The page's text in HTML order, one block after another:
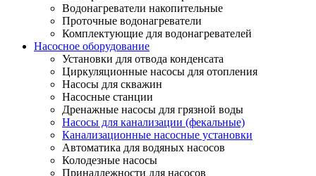
Водонагреватели накопительные
Проточные водонагреватели
Комплектующие для водонагревателей
Насосное оборудование
Установки для отвода конденсата
Циркуляционные насосы для отопления
Насосы для скважин
Насосные станции
Дренажные насосы для грязной воды
Насосы для канализации (фекальные)
Канализационные насосные установки
Автоматика для водяных насосов
Колодезные насосы
Принадлежности для насосов